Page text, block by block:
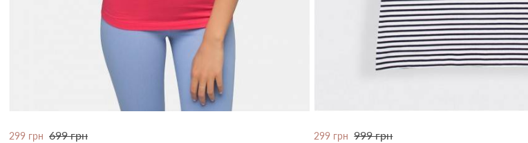
299 грн 699 грн 299 грн 999 грн